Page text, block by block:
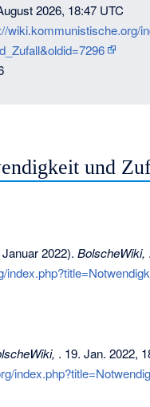
2026, 18:47 UTC
wiki.kommunistische.org/
und
Januar 2022).BolscheWiki,
. 19. Jan. 2022,